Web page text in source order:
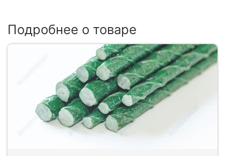
Подробнее о товаре